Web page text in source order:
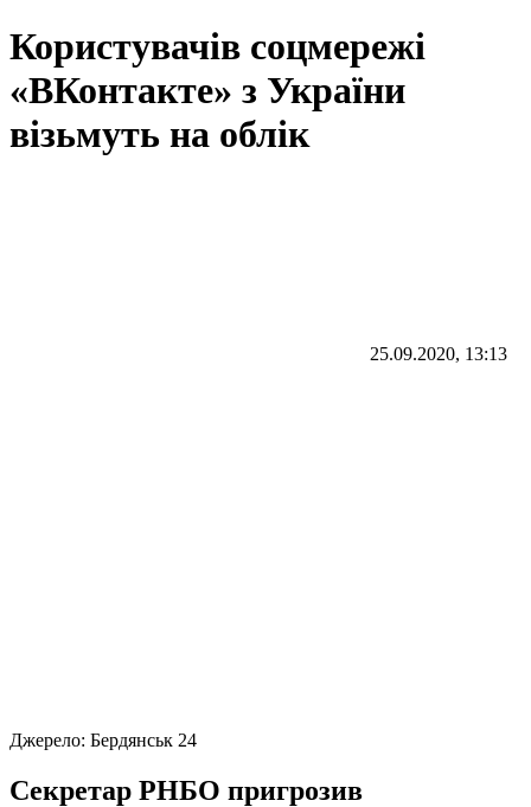
Користувачів соцмережі
«ВКонтакте» з України
візьмуть на облік
25.09.2020, 13:13
Джерело: Бердянськ 24
Секретар РНБО пригрозив